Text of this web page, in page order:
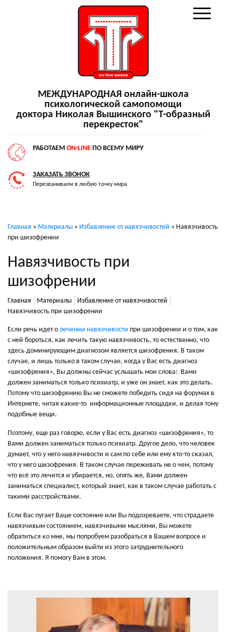
МЕЖДУНАРОДНАЯ онлайн-школа
психологической самопомощи
доктора Николая Вышинского "Т-образный
перекресток"
РАБОТАЕМ ON-LINE ПО ВСЕМУ МИРУ
ЗАКАЗАТЬ ЗВОНОК
Перезваниваем в любую точку мира
Главная » Материалы » Избавление от навязчивостей » Навязчивость
при шизофрении
Навязчивость при
шизофрении
Главная Материалы
Избавление от навязчивостей
Навязчивость при шизофрении
Если речь идет о лечении навязчивости при шизофрении и о том, как
с ней бороться, как лечить такую навязчивость, то естественно, что
здесь доминирующим диагнозом является шизофрения. В таком
случае, и лишь только в таком случае, когда у Вас есть диагноз
«шизофрения», Вы должны сейчас услышать мои слова: Вами
должен заниматься только психиатр, и уже он знает, как это делать.
Потому что шизофрению Вы не сможете победить сидя на форумах в
Интернете, читая какие-то информационные площадки, и делая тому
подобные вещи.
Поэтому, еще раз говорю, если у Вас есть диагноз «шизофрения», то
Вами должен заниматься только психиатр. Другое дело, что человек
думает, что у него навязчивости и сам по себе или ему кто-то сказал,
что у него шизофрения. В таком случае переживать не о чем, потому
что всё это лечится и убирается, но, опять же, Вами должен
заниматься специалист, который знает, как в таком случае работать с
такими расстройствами.
Если Вас пугает Ваше состояние или Вы подозреваете, что страдаете
навязчивым состоянием, навязчивыми мыслями, Вы можете
обратиться ко мне, мы попробуем разобраться в Вашем вопросе и
положительным образом выйти из этого затруднительного
положения. Я помогу Вам в этом.